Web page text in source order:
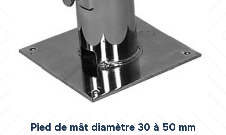
Pied de mât diamètre 30 à 50 mm